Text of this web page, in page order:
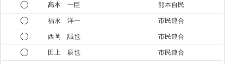
髙本 一臣 熊本自民
福永 洋一 市民連合
西岡 誠也 市民連合
田上 辰也 市民連合